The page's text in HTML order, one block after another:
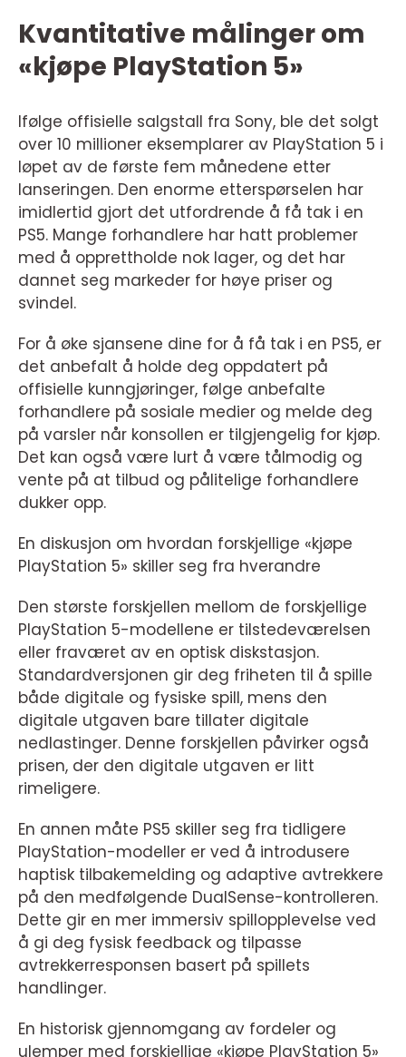
Kvantitative målinger om
«kjøpe PlayStation 5»
Ifølge offisielle salgstall fra Sony, ble det solgt
over 10 millioner eksemplarer av PlayStation 5 i
løpet av de første fem månedene etter
lanseringen. Den enorme etterspørselen har
imidlertid gjort det utfordrende å få tak i en
PS5. Mange forhandlere har hatt problemer
med å opprettholde nok lager, og det har
dannet seg markeder for høye priser og
svindel.
For å øke sjansene dine for å få tak i en PS5, er
det anbefalt å holde deg oppdatert på
offisielle kunngjøringer, følge anbefalte
forhandlere på sosiale medier og melde deg
på varsler når konsollen er tilgjengelig for kjøp.
Det kan også være lurt å være tålmodig og
vente på at tilbud og pålitelige forhandlere
dukker opp.
En diskusjon om hvordan forskjellige «kjøpe
PlayStation 5» skiller seg fra hverandre
Den største forskjellen mellom de forskjellige
PlayStation 5-modellene er tilstedeværelsen
eller fraværet av en optisk diskstasjon.
Standardversjonen gir deg friheten til å spille
både digitale og fysiske spill, mens den
digitale utgaven bare tillater digitale
nedlastinger. Denne forskjellen påvirker også
prisen, der den digitale utgaven er litt
rimeligere.
En annen måte PS5 skiller seg fra tidligere
PlayStation-modeller er ved å introdusere
haptisk tilbakemelding og adaptive avtrekkere
på den medfølgende DualSense-kontrolleren.
Dette gir en mer immersiv spillopplevelse ved
å gi deg fysisk feedback og tilpasse
avtrekkerresponsen basert på spillets
handlinger.
En historisk gjennomgang av fordeler og
ulemper med forskjellige «kjøpe PlayStation 5»